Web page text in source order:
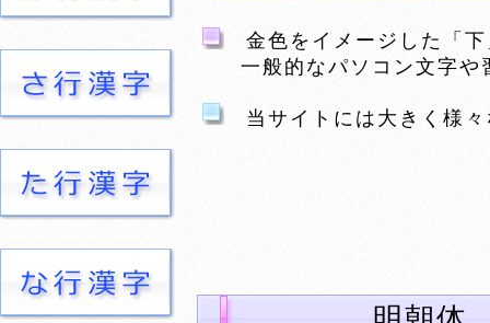
金色をイメージした「下
一般的なパソコン文字や
当サイトには大きく様々